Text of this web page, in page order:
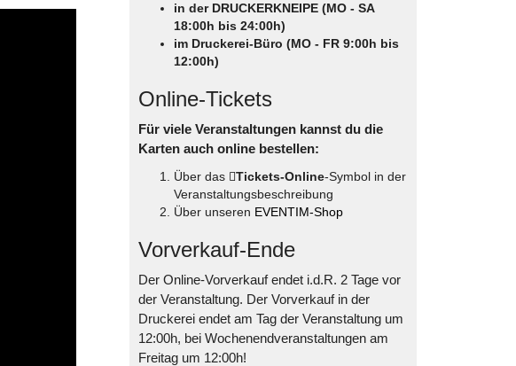
in der DRUCKERKNEIPE (MO - SA
18:00h bis 24:00h)
im Druckerei-Büro (MO - FR 9:00h bis
12:00h)
Online-Tickets
Für viele Veranstaltungen kannst du die
Karten auch online bestellen:
Über das Tickets-Online-Symbol in der
Veranstaltungsbeschreibung
Über unseren EVENTIM-Shop
Vorverkauf-Ende
Der Online-Vorverkauf endet i.d.R. 2 Tage vor
der Veranstaltung. Der Vorverkauf in der
Druckerei endet am Tag der Veranstaltung um
12:00h, bei Wochenendveranstaltungen am
Freitag um 12:00h!